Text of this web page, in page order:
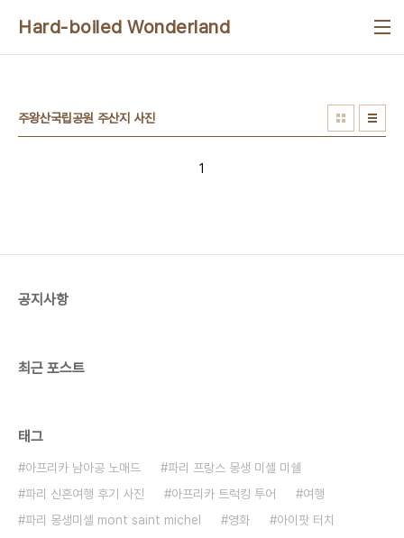
Hard-boiled Wonderland
주왕산국립공원 주산지 사진
1
공지사항
최근 포스트
태그
아프리카 남아공 노매드
파리 프랑스 몽생 미셸 미쉘
파리 신혼여행 후기 사진
아프리카 트럭킹 투어
여행
파리 몽생미셸 mont saint michel
영화
아이팟 터치